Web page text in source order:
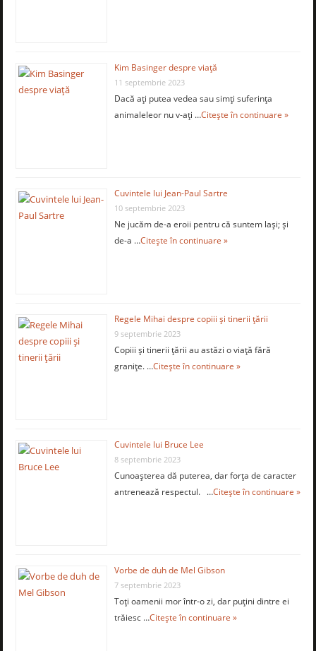
Kim Basinger despre viaţă
11 septembrie 2023
Dacă aţi putea vedea sau simţi suferinţa
animaleleor nu v-aţi …Citește în continuare »
Cuvintele lui Jean-Paul Sartre
10 septembrie 2023
Ne jucăm de-a eroii pentru că suntem lași; și
de-a …Citește în continuare »
Regele Mihai despre copiii și tinerii țării
9 septembrie 2023
Copiii și tinerii țării au astăzi o viață fără
granițe. …Citește în continuare »
Cuvintele lui Bruce Lee
8 septembrie 2023
Cunoaşterea dă puterea, dar forţa de caracter
antrenează respectul. …Citește în continuare »
Vorbe de duh de Mel Gibson
7 septembrie 2023
Toţi oamenii mor într-o zi, dar puţini dintre ei
trăiesc …Citește în continuare »